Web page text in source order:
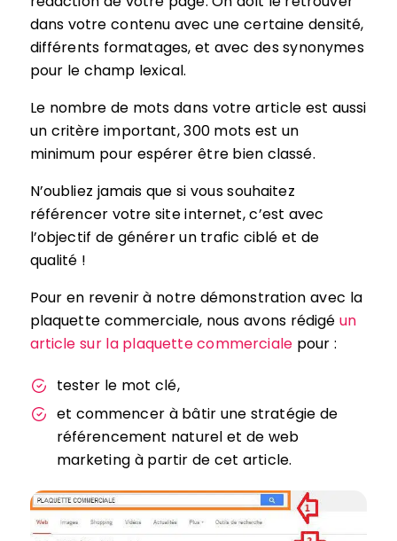
dans votre contenu avec une certaine densité,
différents formatages, et avec des synonymes
pour le champ lexical.
Le nombre de mots dans votre article est aussi
un critère important, 300 mots est un
minimum pour espérer être bien classé.
N’oubliez jamais que si vous souhaitez
référencer votre site internet, c’est avec
l’objectif de générer un trafic ciblé et de
qualité !
Pour en revenir à notre démonstration avec la
plaquette commerciale, nous avons rédigéun
article sur la plaquette commerciale pour :
tester le mot clé,
et commencer à bâtir une stratégie de
référencement naturel et de web
marketing à partir de cet article.